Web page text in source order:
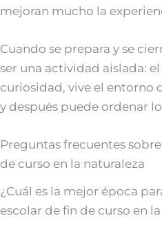
mejoran mucho la
Cuando se prepara y se
ser una actividad aislada:
curiosidad, vive el entorno
y después puede ordenar
Preguntas frecuentes
de curso en la naturaleza
¿Cuál es la mejor época
escolar de fin de curso en